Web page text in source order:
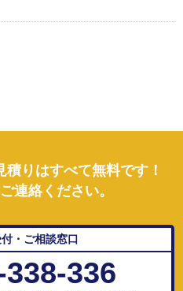
りはすべて無料です！
連絡ください。
・ご相談窓口
336